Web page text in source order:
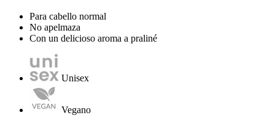
Para cabello normal
No apelmaza
Con un delicioso aroma a praliné
Unisex
Vegano